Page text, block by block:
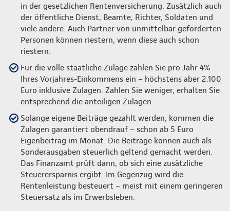
in der gesetzlichen Rentenversicherung. Zusätzlich auch
der öffentliche Dienst, Beamte, Richter, Soldaten und
viele andere. Auch Partner von unmittelbar geförderten
Personen können riestern, wenn diese auch schon
riestern.
Für die volle staatliche Zulage zahlen Sie pro Jahr 4%
Ihres Vorjahres-Einkommens ein – höchstens aber 2.100
Euro inklusive Zulagen. Zahlen Sie weniger, erhalten Sie
entsprechend die anteiligen Zulagen.
Solange eigene Beiträge gezahlt werden, kommen die
Zulagen garantiert obendrauf – schon ab 5 Euro
Eigenbeitrag im Monat. Die Beiträge können auch als
Sonderausgaben steuerlich geltend gemacht werden.
Das Finanzamt prüft dann, ob sich eine zusätzliche
Steuerersparnis ergibt. Im Gegenzug wird die
Rentenleistung besteuert – meist mit einem geringeren
Steuersatz als im Erwerbsleben.